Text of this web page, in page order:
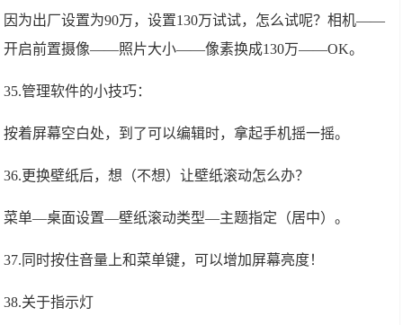
因为出厂设置为90万，设置130万试试，怎么试呢？相机——
开启前置摄像——照片大小——像素换成130万——OK。
35.管理软件的小技巧：
按着屏幕空白处，到了可以编辑时，拿起手机摇一摇。
36.更换壁纸后，想（不想）让壁纸滚动怎么办？
菜单—桌面设置—壁纸滚动类型—主题指定（居中）。
37.同时按住音量上和菜单键，可以增加屏幕亮度！
38.关于指示灯